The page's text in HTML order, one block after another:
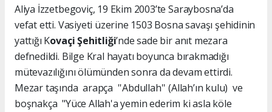
Aliya İzzetbegoviç, 19 Ekim 2003’te Saraybosna’da
vefat etti. Vasiyeti üzerine 1503 Bosna savaşı şehidinin
yattığı Kovaçi Şehitliği’nde sade bir anıt mezara
defnedildi. Bilge Kral hayatı boyunca bırakmadığı
mütevazılığını ölümünden sonra da devam ettirdi.
Mezar taşında arapça ''Abdullah'' (Allah’ın kulu) ve
boşnakça "Yüce Allah'a yemin ederim ki asla köle